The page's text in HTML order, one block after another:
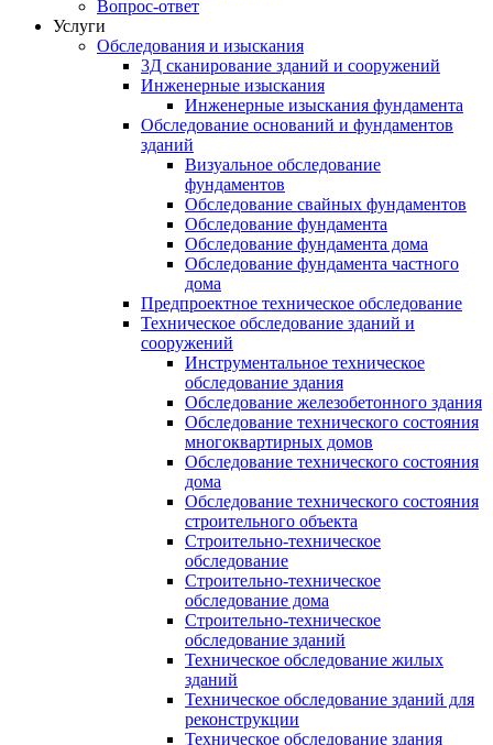
Вопрос-ответ
Услуги
Обследования и изыскания
3Д сканирование зданий и сооружений
Инженерные изыскания
Инженерные изыскания фундамента
Обследование оснований и фундаментов
зданий
Визуальное обследование
фундаментов
Обследование свайных фундаментов
Обследование фундамента
Обследование фундамента дома
Обследование фундамента частного
дома
Предпроектное техническое обследование
Техническое обследование зданий и
сооружений
Инструментальное техническое
обследование здания
Обследование железобетонного здания
Обследование технического состояния
многоквартирных домов
Обследование технического состояния
дома
Обследование технического состояния
строительного объекта
Строительно-техническое
обследование
Строительно-техническое
обследование дома
Строительно-техническое
обследование зданий
Техническое обследование жилых
зданий
Техническое обследование зданий для
реконструкции
Техническое обследование здания